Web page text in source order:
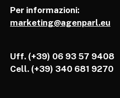
Per informazioni:
marketing@agenparl.eu
Uff. (+39) 06 93 57 9408
Cell. (+39) 340 681 9270